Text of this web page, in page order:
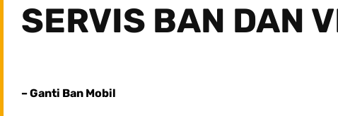
SERVIS BAN DAN
–Ganti Ban Mobil